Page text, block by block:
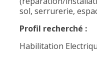
sol, serrurerie,
Profil recherché :
Habilitation